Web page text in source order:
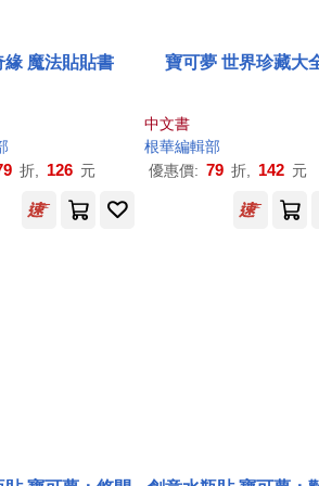
緣 魔法貼貼書
折, 126 元
寶可夢 世界珍藏大
中文書
根華編輯部
優惠價: 79 折, 142 元